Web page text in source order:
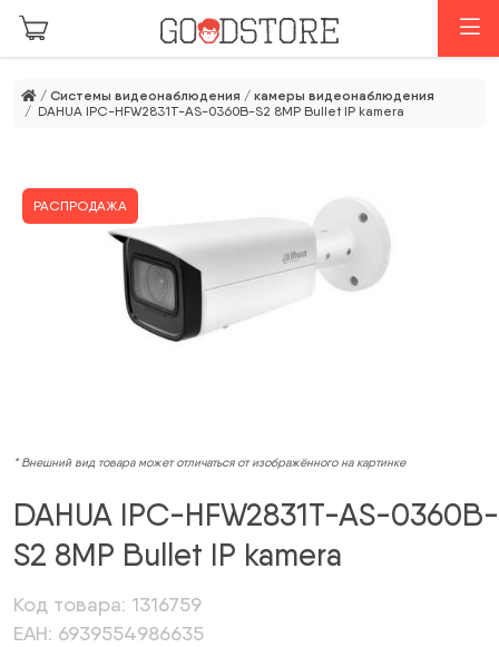
Перейти к основному содержанию
/ Системы видеонаблюдения / камеры видеонаблюдения
/ DAHUA IPC-HFW2831T-AS-0360B-S2 8MP Bullet IP kamera
РАСПРОДАЖА
* Внешний вид товара может отличаться от изображённого на картинке
DAHUA IPC-HFW2831T-AS-0360B-
S2 8MP Bullet IP kamera
Код товара: 1316759
ЕАН: 6939554986635